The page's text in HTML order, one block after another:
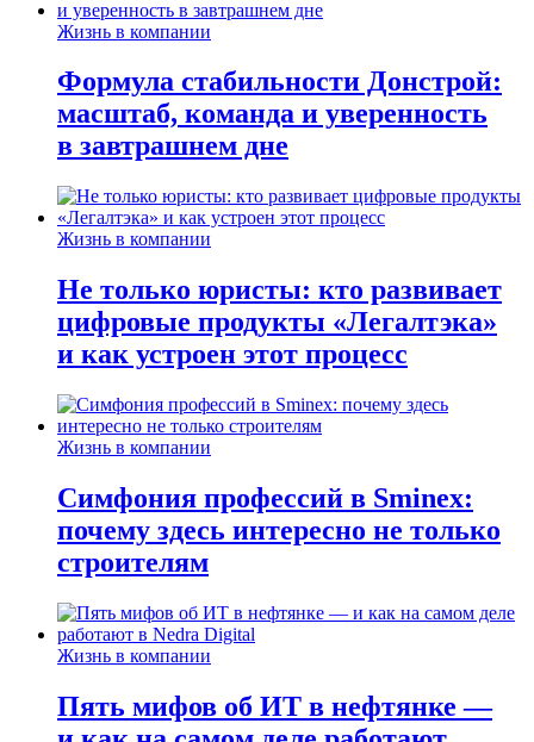
Жизнь в компании
Формула стабильности Донстрой:
масштаб, команда и уверенность
в завтрашнем дне
Жизнь в компании
Не только юристы: кто развивает
цифровые продукты «Легалтэка»
и как устроен этот процесс
Жизнь в компании
Симфония профессий в Sminex:
почему здесь интересно не только
строителям
Жизнь в компании
Пять мифов об ИТ в нефтянке —